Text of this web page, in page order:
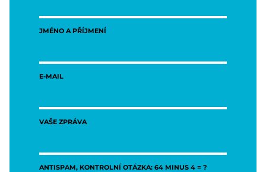
JMÉNO A PŘÍJMENÍ
E-MAIL
VAŠE ZPRÁVA
ANTISPAM, KONTROLNÍ OTÁZKA: 64 MINUS 4 = ?